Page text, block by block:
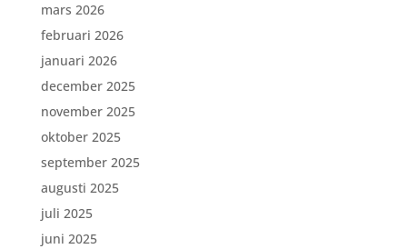
mars 2026
februari 2026
januari 2026
december 2025
november 2025
oktober 2025
september 2025
augusti 2025
juli 2025
juni 2025